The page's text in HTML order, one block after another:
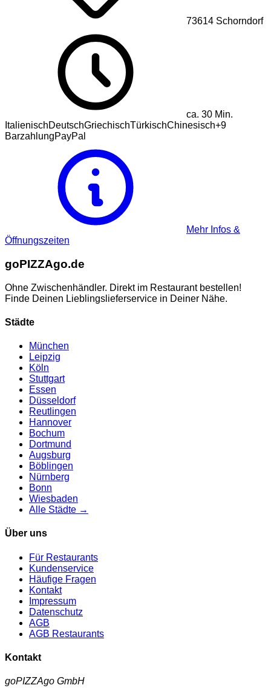
73614 Schorndorf
ca. 30 Min.
ItalienischDeutschGriechischTürkischChinesisch+9
BarzahlungPayPal
Mehr Infos &
Öffnungszeiten
goPIZZAgo.de
Ohne Zwischenhändler. Direkt im Restaurant bestellen!
Finde Deinen Lieblingslieferservice in Deiner Nähe.
Städte
München
Leipzig
Köln
Stuttgart
Essen
Düsseldorf
Reutlingen
Hannover
Bochum
Dortmund
Augsburg
Böblingen
Nürnberg
Bonn
Wiesbaden
Alle Städte →
Über uns
Für Restaurants
Kundenservice
Häufige Fragen
Kontakt
Impressum
Datenschutz
AGB
AGB Restaurants
Kontakt
goPIZZAgo GmbH